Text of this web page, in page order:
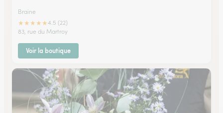
Braine
★★★★★4.5 (22)
83, rue du Martroy
Voir la boutique